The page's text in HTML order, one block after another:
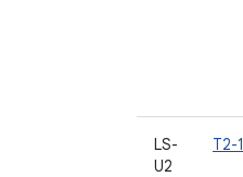
LS-
U2
T2-1